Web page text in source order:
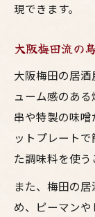
現できます。
大阪梅田流の
大阪梅田の居
ューム感のあ
串や特製の味
ットプレート
た調味料を使う
また、梅田の
め、ピーマン